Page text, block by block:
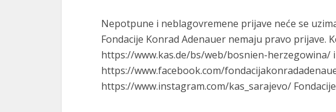
Nepotpune i neblagovremene prijave neće se
Fondacije Konrad Adenauer nemaju pravo prijave.
https://www.kas.de/bs/web/bosnien-herzegowina/
https://www.facebook.com/
https://www.instagram.com/kas_sarajevo/